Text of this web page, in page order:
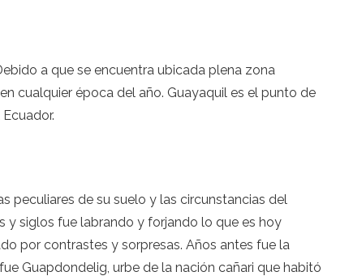
a que se encuentra ubicada plena zona
cualquier época del año. Guayaquil es el punto de
peculiares de su suelo y las circunstancias del
y siglos fue labrando y forjando lo que es hoy
por contrastes y sorpresas. Años antes fue la
Guapdondelig, urbe de la nación cañari que habitó